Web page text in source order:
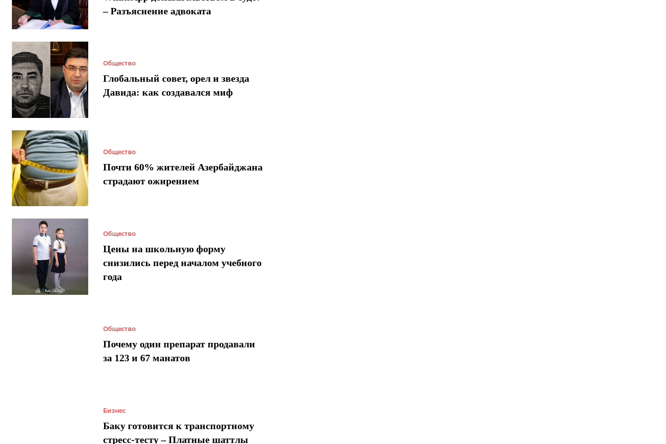
– Разъяснение адвоката
Общество
Глобальный совет, орел и звезда
Давида: как создавался миф
Общество
Почти 60% жителей Азербайджана
страдают ожирением
Общество
Цены на школьную форму
снизились перед началом учебного
года
Общество
Почему один препарат продавали
за 123 и 67 манатов
Бизнес
Баку готовится к транспортному
стресс-тесту – Платные шаттлы